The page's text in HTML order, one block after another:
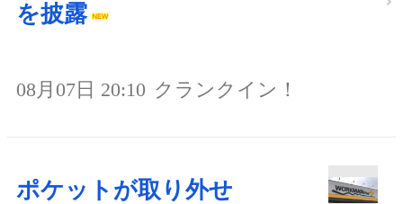
を披露
08月07日 20:10 クランクイン！
ポケットが取り外せ